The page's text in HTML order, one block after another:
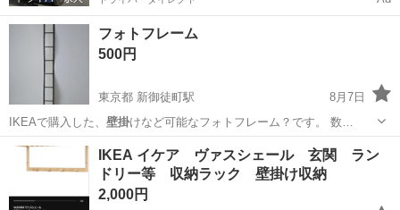
フォトフレーム
500円
東京都 新御徒町駅
8月7日
IKEAで購入した、 壁掛けなど可能なフォトフレーム？です。 数…
東京 台東区 新御徒町駅 その他
IKEA イケア ヴァスシェール 玄関 ラン
ドリー等 収納ラック 壁掛け収納
2,000円